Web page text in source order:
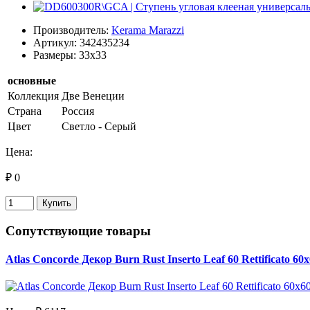
Производитель: Kerama Marazzi
Артикул: 342435234
Размеры: 33x33
основные
Коллекция Две Венеции
Страна
Россия
Цвет
Светло - Серый
Цена:
₽ 0
Купить
Сопутствующие товары
Atlas Concorde Декор Burn Rust Inserto Leaf 60 Rettificato